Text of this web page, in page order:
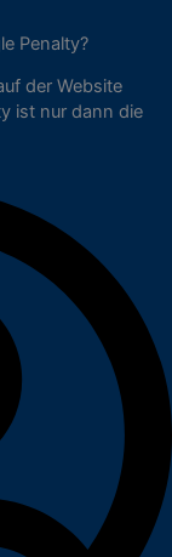
Penalty?
der Website
ist nur dann die